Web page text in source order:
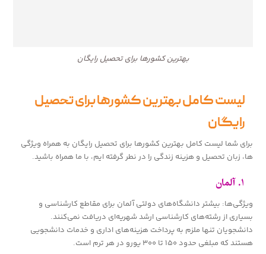
بهترین کشورها برای تحصیل رایگان
لیست کامل بهترین کشورها برای تحصیل
رایگان
برای شما لیست کامل بهترین کشورها برای تحصیل رایگان به همراه ویژگی
ها، زبان تحصیل و هزینه زندگی را در نطر گرفته ایم، با ما همراه باشید.
۱. آلمان
ویژگی‌ها: بیشتر دانشگاه‌های دولتی آلمان برای مقاطع کارشناسی و
بسیاری از رشته‌های کارشناسی ارشد شهریه‌ای دریافت نمی‌کنند.
دانشجویان تنها ملزم به پرداخت هزینه‌های اداری و خدمات دانشجویی
هستند که مبلغی حدود ۱۵۰ تا ۳۰۰ یورو در هر ترم است.